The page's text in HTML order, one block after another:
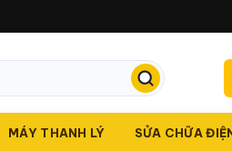
MÁY THANH LÝ SỬA CHỮA